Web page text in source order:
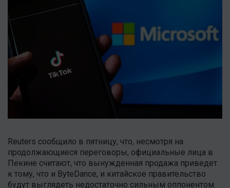
Reuters сообщило в пятницу, что, несмотря на
продолжающиеся переговоры, официальные лица в
Пекине считают, что вынужденная продажа приведет
к тому, что и ByteDance, и китайское правительство
будут выглядеть недостаточно сильным оппонентом.